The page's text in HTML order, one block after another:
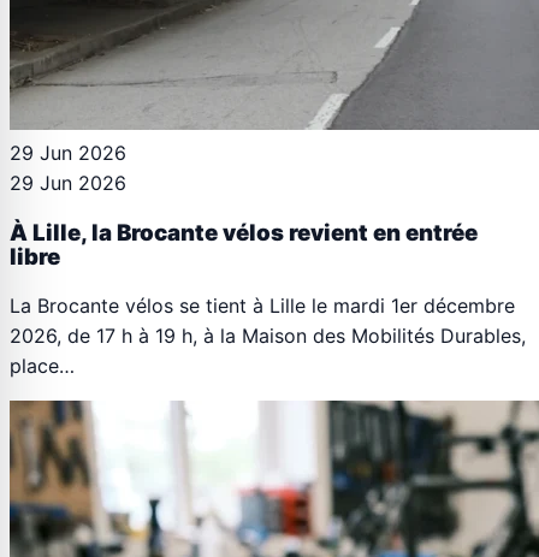
29 Jun 2026
29 Jun 2026
À Lille, la Brocante vélos revient en entrée
libre
La Brocante vélos se tient à Lille le mardi 1er décembre
2026, de 17 h à 19 h, à la Maison des Mobilités Durables,
place…